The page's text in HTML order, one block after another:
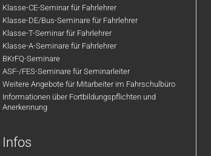
Klasse-CE-Seminar für Fahrlehrer
Klasse-DE/Bus-Seminare für Fahrlehrer
Klasse-T-Seminar für Fahrlehrer
Klasse-A-Seminare für Fahrlehrer
BKrFQ-Seminare
ASF-/FES-Seminare für Seminarleiter
Weitere Angebote für Mitarbeiter im Fahrschulbüro
Informationen über Fortbildungspflichten und
Anerkennung
Infos